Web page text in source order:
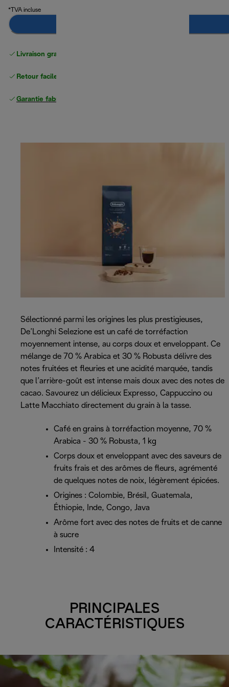
*TVA incluse
Livraison gratuite
Retour facile
Garantie fabricant complète
Sélectionné parmi les origines les plus prestigieuses,
De’Longhi Selezione est un café de torréfaction
moyennement intense, au corps doux et enveloppant. Ce
mélange de 70 % Arabica et 30 % Robusta délivre des
notes fruitées et fleuries et une acidité marquée, tandis
que l’arrière-goût est intense mais doux avec des notes de
cacao. Savourez un délicieux Expresso, Cappuccino ou
Latte Macchiato directement du grain à la tasse.
Café en grains à torréfaction moyenne, 70 %
Arabica - 30 % Robusta, 1 kg
Corps doux et enveloppant avec des saveurs de
fruits frais et des arômes de fleurs, agrémenté
de quelques notes de noix, légèrement épicées.
Origines : Colombie, Brésil, Guatemala,
Éthiopie, Inde, Congo, Java
Arôme fort avec des notes de fruits et de canne
à sucre
Intensité : 4
PRINCIPALES
CARACTÉRISTIQUES